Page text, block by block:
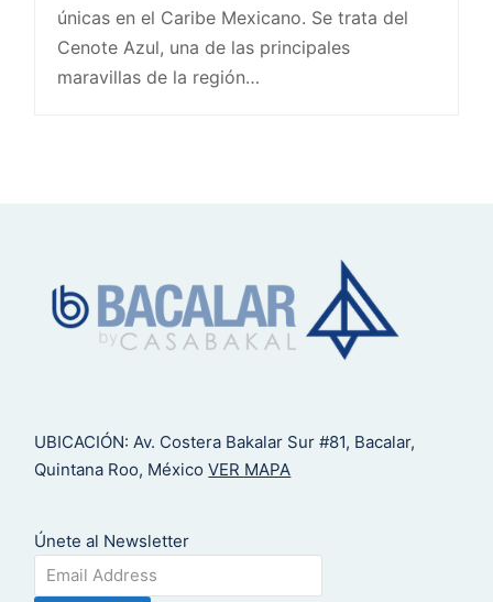
únicas en el Caribe Mexicano. Se trata del
Cenote Azul, una de las principales
maravillas de la región…
UBICACIÓN: Av. Costera Bakalar Sur #81, Bacalar,
Quintana Roo, MéxicoVER MAPA
Únete al Newsletter